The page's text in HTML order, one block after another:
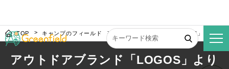
TOP キャンプのフィールド アウトドアブランド「LOGOS」よりド
アウトドアブランド「LOGOS」より